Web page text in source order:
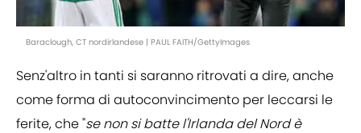
Baraclough, CT nordirlandese | PAUL FAITH/GettyImages
Senz'altro in tanti si saranno ritrovati a dire, anche
come forma di autoconvincimento per leccarsi le
ferite, che "se non si batte l'Irlanda del Nord è